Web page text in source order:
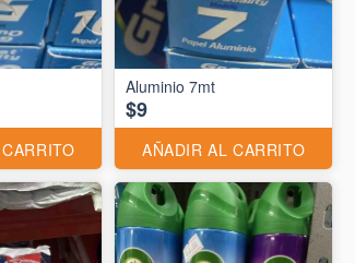
Aluminio 7mt
$9
AÑADIR AL CARRITO